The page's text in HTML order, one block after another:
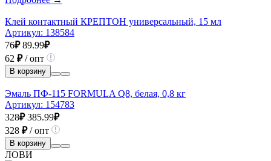
Клей контактный КРЕПТОН универсальный, 15 мл
Артикул: 138584
76₽ 89.99₽
62 ₽/ опт
В корзину
Эмаль ПФ-115 FORMULA Q8, белая, 0,8 кг
Артикул: 154783
328₽ 385.99₽
328 ₽/ опт
В корзину
ЛОВИ